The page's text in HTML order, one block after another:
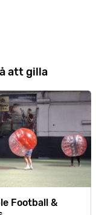
att gilla
Football &